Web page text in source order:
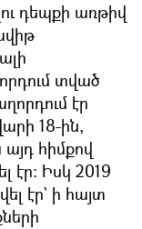
դեպքի առթիվ
տված
էր
18-ին,
հիմքով
էր։ Իսկ 2019
էր` ի հայտ